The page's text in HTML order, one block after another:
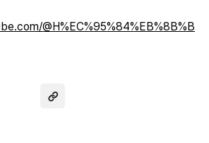
@H%EC%95%84%EB%8B%B